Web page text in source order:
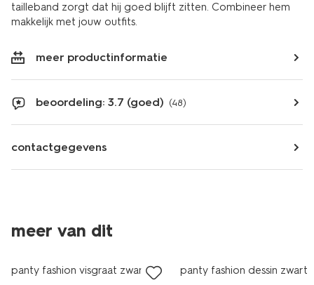
tailleband zorgt dat hij goed blijft zitten. Combineer hem
makkelijk met jouw outfits.
meer productinformatie
beoordeling: 3.7 (goed) (48)
contactgegevens
meer van dit
panty fashion visgraat zwart panty fashion dessin zwart